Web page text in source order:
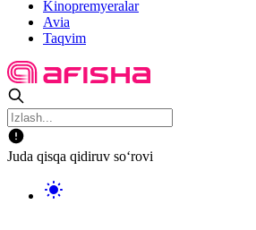
Kinopremyeralar
Avia
Taqvim
Juda qisqa qidiruv so‘rovi